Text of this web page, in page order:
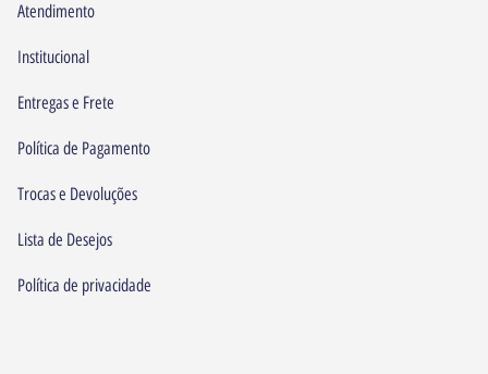
Atendimento
Institucional
Entregas e Frete
Política de Pagamento
Trocas e Devoluções
Lista de Desejos
Política de privacidade